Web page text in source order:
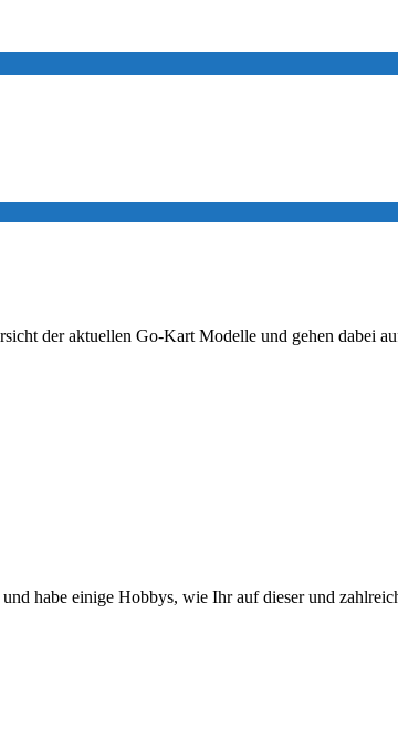
der aktuellen Go-Kart Modelle und gehen dabei
habe einige Hobbys, wie Ihr auf dieser und